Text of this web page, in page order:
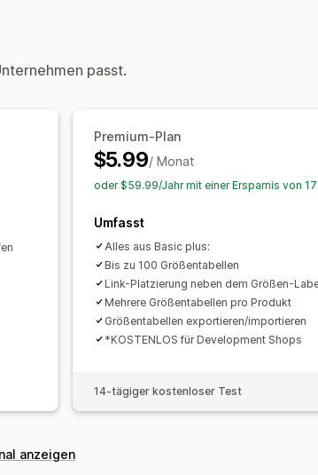
passt.
Premium-Plan
$5.99/ Monat
oder $59.99/Jahr mit einer Ersparnis von 17
Umfasst
Alles aus Basic plus:
Bis zu 100 Größentabellen
Link-Platzierung neben dem Größen-
Mehrere Größentabellen pro Produkt
Größentabellen exportieren/importieren
*KOSTENLOS für Development Shops
14-tägiger kostenloser Test
anzeigen